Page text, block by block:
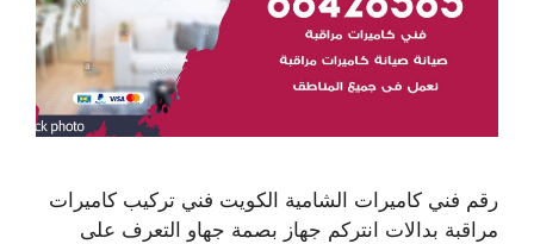
رقم فني كاميرات الشامية الكويت فني تركيب كاميرات
مراقبة بدالات انتركم جهاز بصمة جهاو التعرف على